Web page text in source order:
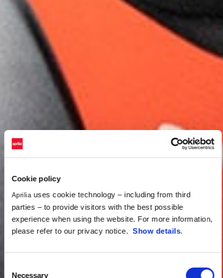
Cookie policy
Aprilia uses cookie technology – including from third
parties – to provide visitors with the best possible
experience when using the website. For more information,
please refer to our privacy notice.Show details.
Necessary